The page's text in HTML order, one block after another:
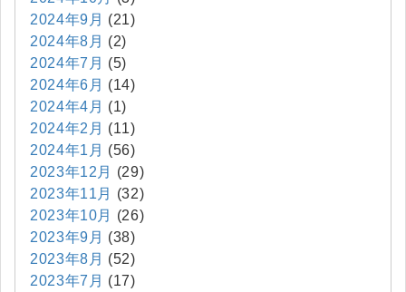
2024年9月 (21)
2024年8月 (2)
2024年7月 (5)
2024年6月 (14)
2024年4月 (1)
2024年2月 (11)
2024年1月 (56)
2023年12月
(29)
2023年11月
(32)
2023年10月
(26)
2023年9月 (38)
2023年8月 (52)
2023年7月 (17)